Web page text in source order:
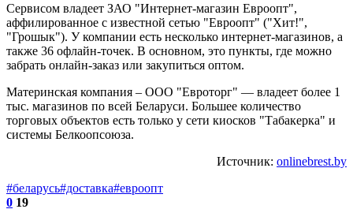
Сервисом владеет ЗАО "Интернет-магазин Евроопт",
аффилированное с известной сетью "Евроопт" ("Хит!",
"Грошык"). У компании есть несколько интернет-магазинов, а
также 36 офлайн-точек. В основном, это пункты, где можно
забрать онлайн-заказ или закупиться оптом.
Материнская компания – ООО "Евроторг" — владеет более 1
тыс. магазинов по всей Беларуси. Большее количество
торговых объектов есть только у сети киосков "Табакерка" и
системы Белкоопсоюза.
Источник: onlinebrest.by
#беларусь#доставка#евроопт
0 19